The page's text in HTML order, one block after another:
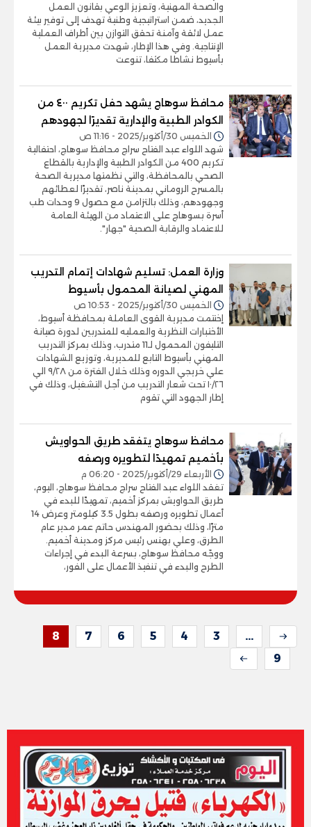
والصحة المهنية، وتعزيز الوعي بقانون العمل
الجديد، ضمن استراتيجية وطنية تهدف إلى توفير بيئة
عمل لائقة وآمنة تحقق التوازن بين أطراف العملية
الإنتاجية. وفي هذا الإطار، شهدت مديرية العمل
بأسيوط نشاطا مكثفا، تنوعت
محافظ سوهاج يشهد حفل تكريم ٤٠٠ من
الكوادر الطبية والإدارية تقديرًا لجهودهم
الخميس 30/أكتوبر/2025 - 11:16 ص
شهد اللواء عبد الفتاح سراج محافظ سوهاج، احتفالية
تكريم 400 من الكوادر الطبية والإدارية بالقطاع
الصحي بالمحافظة، والتي نظمتها مديرية الصحة
بالمسرح الروماني بمدينة ناصر، تقديرًا لعطائهم
وجهودهم، وذلك بالتزامن مع حصول 9 وحدات طب
أسرة بسوهاج على الاعتماد من الهيئة العامة
للاعتماد والرقابة الصحية "جهار".
وزارة العمل: تسليم شهادات إتمام التدريب
المهني لصيانة المحمول بأسيوط
الخميس 30/أكتوبر/2025 - 10:53 ص
إختتمت مديرية القوى العاملة بمحافظة أسيوط،
الأختبارات النظرية والعمليه للمتدربين لدورة صيانة
التليفون المحمول لـ11 متدرب، وذلك بمركز التدريب
المهني بأسيوط التابع للمديرية، وتوزيع الشهادات
علي خريجي الدوره وذلك خلال الفترة من ٩/٢٨ الي
١٠/٢٦ تحت شعار التدريب من أجل التشغيل، وذلك في
إطار الجهود التي تقوم
محافظ سوهاج يتفقد طريق الحواويش
بأخميم تمهيدًا لتطويره ورصفه
الأربعاء 29/أكتوبر/2025 - 06:20 م
تغقد اللواء عبد الفتاح سراج محافظ سوهاج، اليوم،
طريق الحواويش بمركز أخميم، تمهيدًا للبدء في
أعمال تطويره ورصفه بطول 3.5 كيلومتر وعرض 14
مترًا، وذلك بحضور المهندس حاتم عمر مدير عام
الطرق، وعلي بهنس رئيس مركز ومدينة أخميم.
ووجّه محافظ سوهاج، بسرعة البدء في إجراءات
الطرح والبدء في تنفيذ الأعمال على الفور،
...
3
4
5
6
7
8
9